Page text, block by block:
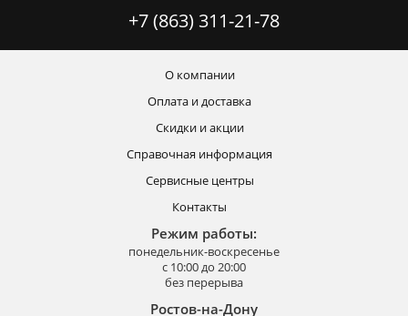
+7 (863) 311-21-78
О компании
Оплата и доставка
Скидки и акции
Справочная информация
Сервисные центры
Контакты
Режим работы:
понедельник-воскресенье
с 10:00 до 20:00
без перерыва
Ростов-на-Дону